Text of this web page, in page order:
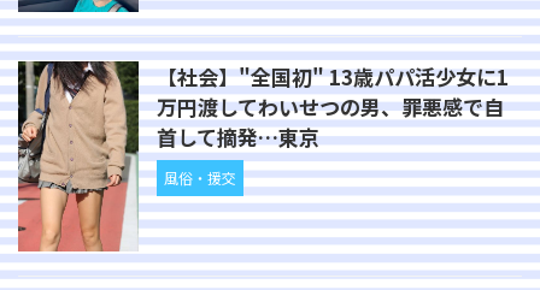
【社会】"全国初" 13歳パパ活少女に1
万円渡してわいせつの男、罪悪感で自
首して摘発…東京
風俗・援交